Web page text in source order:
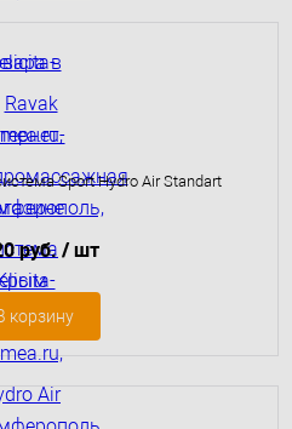
Sport Hydro Air Standart
руб./ шт
корзину